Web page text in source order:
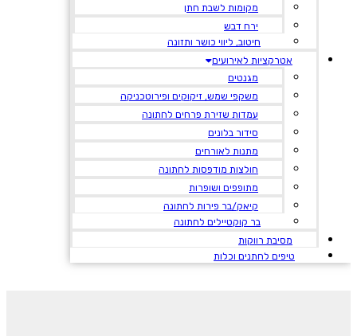
מקומות לשבת חתן
ירח דבש
חיטוב, ליווי כושר ותזונה
אטרקציות לאירועים
מגנטים
משקפי שמש, זיקוקים ופירוטכניקה
עמדות שזירת פרחים לחתונה
סידור בלונים
מתנות לאורחים
חולצות מודפסות לחתונה
מתופפים ושופרות
קיאק/בר פירות לחתונה
בר קוקטיילים לחתונה
מסיבת רווקות
טיפים לחתנים וכלות